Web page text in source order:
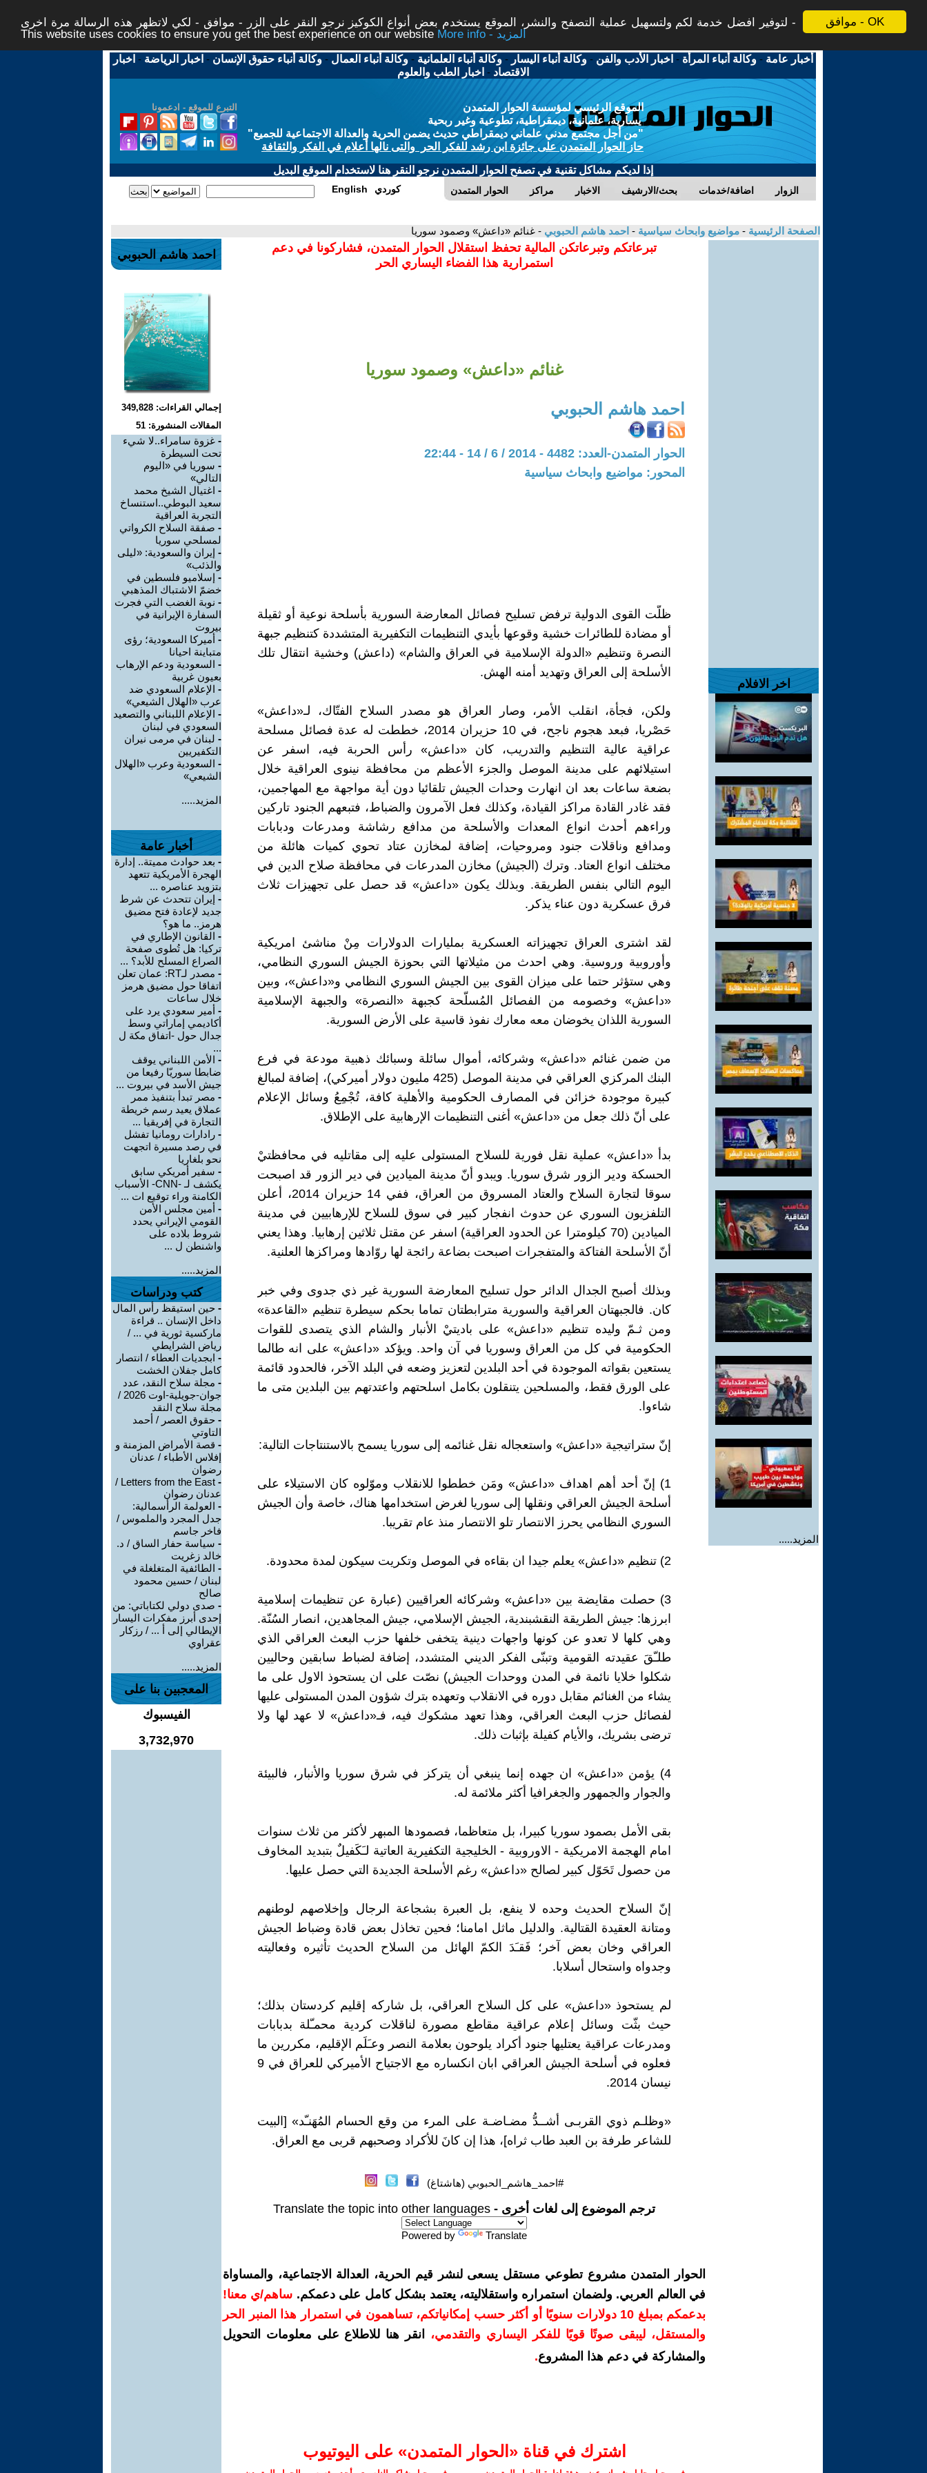
موافق - OK
لتوفير افضل خدمة لكم ولتسهيل عملية التصفح والنشر، الموقع يستخدم بعض أنواع الكوكيز نرجو النقر على الزر - موافق - لكي لاتظهر هذه الرسالة مرة اخرى -
This website uses cookies to ensure you get the best experience on our website
More info - المزيد
أخبار عامة -وكالة أنباء المرأة - اخبار الأدب والفن -وكالة أنباء اليسار -وكالة أنباء العلمانية -وكالة أنباء العمال -وكالة أنباء حقوق الإنسان - اخبار الرياضة - اخبار
الاقتصاد - اخبار الطب والعلوم
التبرع للموقع - ادعمونا
الموقع الرئيسي لمؤسسة الحوار المتمدن
يسارية، علمانية، ديمقراطية، تطوعية وغير ربحية
"من أجل مجتمع مدني علماني ديمقراطي حديث يضمن الحرية والعدالة الاجتماعية للجميع"
حاز الحوار المتمدن على جائزة ابن رشد للفكر الحر والتى نالها أعلام في الفكر والثقافة
إذا لديكم مشاكل تقنية في تصفح الحوار المتمدن نرجو النقر هنا لاستخدام الموقع البديل
الحوار المتمدن مراكز الاخبار بحث/الارشيف اضافة/خدمات الزوار English كوردي
الصفحة الرئيسية - مواضيع وابحاث سياسية - احمد هاشم الحبوبي - غنائم «داعش» وصمود سوريا
اخر الافلام
المزيد.....
تبرعاتكم وتبرعاتكن المالية تحفظ استقلال الحوار المتمدن، فشاركونا في دعم
استمرارية هذا الفضاء اليساري الحر
غنائم «داعش» وصمود سوريا
احمد هاشم الحبوبي
الحوار المتمدن-العدد: 4482 - 2014 / 6 / 14 - 22:44
المحور: مواضيع وابحاث سياسية
ظلّت القوى الدولية ترفض تسليح فصائل المعارضة السورية بأسلحة نوعية أو ثقيلة
أو مضادة للطائرات خشية وقوعها بأيدي التنظيمات التكفيرية المتشددة كتنظيم جبهة
النصرة وتنظيم «الدولة الإسلامية في العراق والشام» (داعش) وخشية انتقال تلك
الأسلحة إلى العراق وتهديد أمنه الهش.
ولكن، فجأة، انقلب الأمر، وصار العراق هو مصدر السلاح الفتّاك، لـ«داعش»
حَصْريا، فبعد هجوم ناجح، في 10 حزيران 2014، خططت له عدة فصائل مسلحة
عراقية عالية التنظيم والتدريب، كان «داعش» رأس الحربة فيه، اسفر عن
استيلائهم على مدينة الموصل والجزء الأعظم من محافظة نينوى العراقية خلال
بضعة ساعات بعد ان انهارت وحدات الجيش تلقائيا دون أية مواجهة مع المهاجمين،
فقد غادر القادة مراكز القيادة، وكذلك فعل الآمرون والضباط، فتبعهم الجنود تاركين
وراءهم أحدث انواع المعدات والأسلحة من مدافع رشاشة ومدرعات ودبابات
ومدافع وناقلات جنود ومروحيات، إضافة لمخازن عتاد تحوي كميات هائلة من
مختلف انواع العتاد. وترك (الجيش) مخازن المدرعات في محافظة صلاح الدين في
اليوم التالي بنفس الطريقة. وبذلك يكون «داعش» قد حصل على تجهيزات ثلاث
فرق عسكرية دون عناء يذكر.
لقد اشترى العراق تجهيزاته العسكرية بمليارات الدولارات مِنْ مناشئ امريكية
وأوروبية وروسية. وهي احدث من مثيلاتها التي بحوزة الجيش السوري النظامي،
وهي ستؤثر حتما على ميزان القوى بين الجيش السوري النظامي و«داعش»، وبين
«داعش» وخصومه من الفصائل المُسلّحة كجبهة «النصرة» والجبهة الإسلامية
السورية اللذان يخوضان معه معارك نفوذ قاسية على الأرض السورية.
من ضمن غنائم «داعش» وشركائه، أموال سائلة وسبائك ذهبية مودعة في فرع
البنك المركزي العراقي في مدينة الموصل (425 مليون دولار أميركي)، إضافة لمبالغ
كبيرة موجودة خزائن في المصارف الحكومية والأهلية كافة، تُجْمِعُ وسائل الإعلام
على أنّ ذلك جعل من «داعش» أغنى التنظيمات الإرهابية على الإطلاق.
بدأ «داعش» عملية نقل فورية للسلاح المستولى عليه إلى مقاتليه في محافظتيْ
الحسكة ودير الزور شرق سوريا. ويبدو أنّ مدينة الميادين في دير الزور قد اصبحت
سوقا لتجارة السلاح والعتاد المسروق من العراق، ففي 14 حزيران 2014، أعلن
التلفزيون السوري عن حدوث انفجار كبير في سوق للسلاح للإرهابيين في مدينة
الميادين (70 كيلومترا عن الحدود العراقية) اسفر عن مقتل ثلاثين إرهابيا. وهذا يعني
أنّ الأسلحة الفتاكة والمتفجرات اصبحت بضاعة رائجة لها روّادها ومراكزها العلنية.
وبذلك أصبح الجدال الدائر حول تسليح المعارضة السورية غير ذي جدوى وفي خبر
كان. فالجبهتان العراقية والسورية مترابطتان تماما بحكم سيطرة تنظيم «القاعدة»
ومن ثـمّ وليده تنظيم «داعش» على باديتيْ الأنبار والشام الذي يتصدى للقوات
الحكومية في كل من العراق وسوريا في آن واحد. ويؤكد «داعش» على انه طالما
يستعين بقواته الموجودة في أحد البلدين لتعزيز وضعه في البلد الآخر، فالحدود قائمة
على الورق فقط، والمسلحين يتنقلون بكامل اسلحتهم واعتدتهم بين البلدين متى ما
شاءوا.
إنّ ستراتيجية «داعش» واستعجاله نقل غنائمه إلى سوريا يسمح بالاستنتاجات التالية:
1) إنّ أحد أهم اهداف «داعش» ومَن خططوا للانقلاب وموّلوه كان الاستيلاء على
أسلحة الجيش العراقي ونقلها إلى سوريا لغرض استخدامها هناك، خاصة وأن الجيش
السوري النظامي يحرز الانتصار تلو الانتصار منذ عام تقريبا.
2) تنظيم «داعش» يعلم جيدا ان بقاءه في الموصل وتكريت سيكون لمدة محدودة.
3) حصلت مقايضة بين «داعش» وشركائه العراقيين (عبارة عن تنظيمات إسلامية
ابرزها: جيش الطريقة النقشبندية، الجيش الإسلامي، جيش المجاهدين، انصار السُنّة.
وهي كلها لا تعدو عن كونها واجهات دينية يتخفى خلفها حزب البعث العراقي الذي
طلـّقَ عقيدته القومية وتبنّى الفكر الديني المتشدد، إضافة لضباط سابقين وحاليين
شكلوا خلايا نائمة في المدن ووحدات الجيش) نصّت على ان يستحوذ الاول على ما
يشاء من الغنائم مقابل دوره في الانقلاب وتعهده بترك شؤون المدن المستولى عليها
لفصائل حزب البعث العراقي، وهذا تعهد مشكوك فيه، فـ«داعش» لا عهد لها ولا
ترضى بشريك، والأيام كفيلة بإثبات ذلك.
4) يؤمن «داعش» ان جهده إنما ينبغي أن يتركز في شرق سوريا والأنبار، فالبيئة
والجوار والجمهور والجغرافيا أكثر ملائمة له.
بقى الأمل بصمود سوريا كبيرا، بل متعاظما، فصمودها المبهر لأكثر من ثلاث سنوات
امام الهجمة الامريكية - الاوروبية - الخليجية التكفيرية العاتية لـَكَفيلٌ بتبديد المخاوف
من حصول تَحَوّل كبير لصالح «داعش» رغم الأسلحة الجديدة التي حصل عليها.
إنّ السلاح الحديث وحده لا ينفع، بل العبرة بشجاعة الرجال وإخلاصهم لوطنهم
ومتانة العقيدة القتالية. والدليل ماثل امامنا؛ فحين تخاذل بعض قادة وضباط الجيش
العراقي وخان بعض آخر؛ فَقـَدَ الكمّ الهائل من السلاح الحديث تأثيره وفعاليته
وجدواه واستحال أسلابا.
لم يستحوذ «داعش» على كل السلاح العراقي، بل شاركه إقليم كردستان بذلك؛
حيث بثّت وسائل إعلام عراقية مقاطع مصورة لناقلات كردية محمـّلة بدبابات
ومدرعات عراقية يعتليها جنود أكراد يلوحون بعلامة النصر وعـَلَم الإقليم، مكررين ما
فعلوه في أسلحة الجيش العراقي ابان انكساره مع الاجتياح الأميركي للعراق في 9
نيسان 2014.
«وظلـم ذوي القربـى أشــدُّ مضـاضـة على المرء من وقع الحسام المُهَنـّد» [البيت
للشاعر طرفة بن العبد طاب ثراه]، هذا إن كانَ للأكراد وصحبهم قربى مع العراق.
#احمد_هاشم_الحبوبي (هاشتاغ)
ترجم الموضوع إلى لغات أخرى - Translate the topic into other languages
Powered by Translate
الحوار المتمدن مشروع تطوعي مستقل يسعى لنشر قيم الحرية، العدالة الاجتماعية، والمساواة
في العالم العربي. ولضمان استمراره واستقلاليته، يعتمد بشكل كامل على دعمكم. ساهم/ي معنا!
بدعمكم بمبلغ 10 دولارات سنويًا أو أكثر حسب إمكانياتكم، تساهمون في استمرار هذا المنبر الحر
والمستقل، ليبقى صوتًا قويًا للفكر اليساري والتقدمي،
انقر هنا للاطلاع على معلومات التحويل
والمشاركة في دعم هذا المشروع.
اشترك في قناة ‫«الحوار المتمدن» على اليوتيوب
احمد هاشم الحبوبي
إجمالي القراءات: 349,828
المقالات المنشورة: 51
- غزوة سامراء..لا شيء
تحت السيطرة
- سوريا في «اليوم
التالي»
- اغتيال الشيخ محمد
سعيد البوطي..استنساخ
التجربة العراقية
- صفقة السلاح الكرواتي
لمسلحي سوريا
- إيران والسعودية: «ليلى
والذئب»
- إسلاميو فلسطين في
خضمّ الاشتباك المذهبي
- نوبة الغضب التي فجرت
السفارة الإيرانية في
بيروت
- أميركا السعودية؛ رؤى
متباينة احيانا
- السعودية ودعم الإرهاب
بعيون غربية
- الإعلام السعودي ضد
عرب «الهلال الشيعي»
- الإعلام اللبناني والتصعيد
السعودي في لبنان
- لبنان في مرمى نيران
التكفيريين
- السعودية وعرب «الهلال
الشيعي»
المزيد.....
أخبار عامة
- بعد حوادث مميتة.. إدارة
الهجرة الأمريكية تتعهد
بتزويد عناصره ...
- إيران تتحدث عن شرط
جديد لإعادة فتح مضيق
هرمز.. ما هو؟
- القانون الإطاري في
تركيا: هل تُطوى صفحة
الصراع المسلح للأبد؟ ...
-
مصدر لـRT: عمان تعلن
اتفاقا حول مضيق هرمز
خلال ساعات
- أمير سعودي يرد على
أكاديمي إماراتي وسط
جدال حول -اتفاق مكة ل
...
- الأمن اللبناني يوقف
ضابطا سوريّا رفيعا من
جيش الأسد في بيروت ...
- مصر تبدأ بتنفيذ ممر
عملاق يعيد رسم خريطة
التجارة في إفريقيا ...
- رادارات رومانيا تفشل
في رصد مسيرة اتجهت
نحو بلغاريا
- سفير أمريكي سابق
يكشف لـ -CNN- الأسباب
الكامنة وراء توقيع ات ...
- أمين مجلس الأمن
القومي الإيراني يحدد
شروط بلاده على
واشنطن ل ...
المزيد.....
كتب ودراسات
- حين استيقظ رأس المال
داخل الإنسان .. قراءة
ماركسية ثورية في ... /
رياض الشرايطي
- ابجديات العطاء / انتصار
كامل جفلان الخشت
- مجلة سلاح النقد، عدد
جوان-جويلية-اوت 2026 /
مجلة سلاح النقد
- حقوق العصر / أحمد
التاوتي
- قصة الأمراض المزمنة و
إفلاس الأطباء / عدنان
رضوان
-
Letters from the East /
عدنان رضوان
- العولمة الرأسمالية:
جدل المجرد والملموس /
فاخر جاسم
- سياسة حفار الساق / د.
خالد زغريت
- الطائفية المتغلغلة في
لبنان / حسين محمود
صالح
- صدى دولي لكتاباتي: من
إحدى أبرز مفكرات اليسار
الإيطالي إلى أ ... / رزكار
عقراوي
المزيد.....
المعجبين بنا على
الفيسبوك
3,732,970